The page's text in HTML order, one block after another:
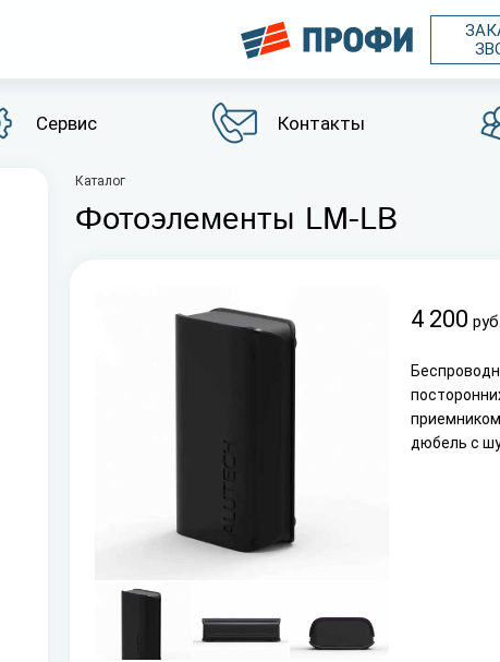
Сервис Контакты
Каталог
Фотоэлементы LM-LB
4 200 руб.
дюбель с